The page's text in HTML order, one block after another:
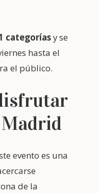
categoríasy se
hasta el
el público.
evento es una
de la